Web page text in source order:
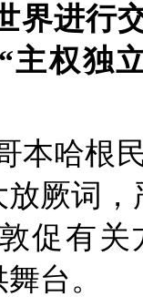
界进行
主权独
本哈根
放厥词
促有
台。